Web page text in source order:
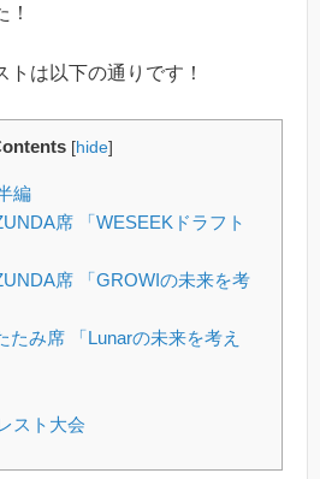
は以下の通りです！
[hide]
編
席 「WESEEKドラフト
席 「GROWIの未来を考
たみ席 「Lunarの未来を考え
スト大会